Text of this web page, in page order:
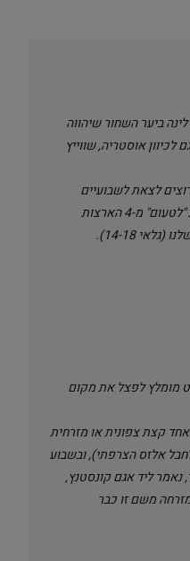
ביער השחור שיהווה
לכיוון אוסטריה, שווייץ
רוצים לצאת לשבועיים
בעצמנו (עם רכב כמובן) ולפחות "לטעום" מ-4 הארצות
14-18).
מומלץ לפצל את מקום
קצת צפונית או מזרחית
אלזס הצרפתי), ובשבוע
נאמר ליד אגם קונסטנץ,
משם זו כבר